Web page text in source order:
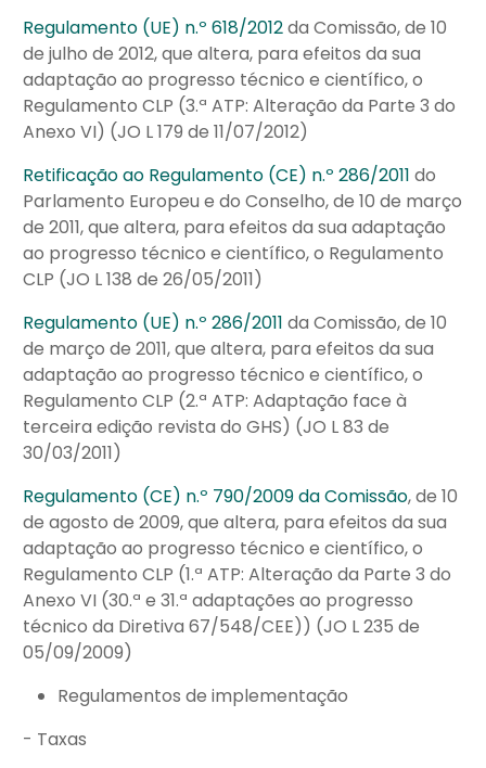
Regulamento (UE) n.º 618/2012da Comissão, de 10
de julho de 2012, que altera, para efeitos da sua
adaptação ao progresso técnico e científico, o
Regulamento CLP (3.ª ATP: Alteração da Parte 3 do
Anexo VI) (JO L 179 de 11/07/2012)
Retificação ao Regulamento (CE) n.º 286/2011 do
Parlamento Europeu e do Conselho, de 10 de março
de 2011, que altera, para efeitos da sua adaptação
ao progresso técnico e científico, o Regulamento
CLP (JO L 138 de 26/05/2011)
Regulamento (UE) n.º 286/2011 da Comissão, de 10
de março de 2011, que altera, para efeitos da sua
adaptação ao progresso técnico e científico, o
Regulamento CLP (2.ª ATP: Adaptação face à
terceira edição revista do GHS) (JO L 83 de
30/03/2011)
Regulamento (CE) n.º 790/2009 da Comissão, de 10
de agosto de 2009, que altera, para efeitos da sua
adaptação ao progresso técnico e científico, o
Regulamento CLP (1.ª ATP: Alteração da Parte 3 do
Anexo VI (30.ª e 31.ª adaptações ao progresso
técnico da Diretiva 67/548/CEE)) (JO L 235 de
05/09/2009)
Regulamentos de implementação
- Taxas